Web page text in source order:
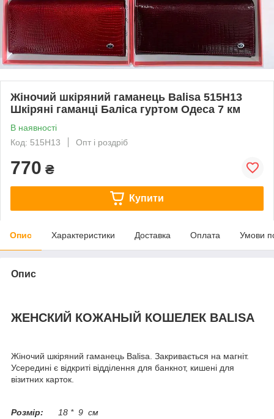
Жіночий шкіряний гаманець Balisa 515Н13
Шкіряні гаманці Баліса гуртом Одеса 7 км
В наявності
Код: 515Н13
Опт і роздріб
770 ₴
Купити
Опис Характеристики Доставка Оплата Умови
Опис
ЖЕНСКИЙ КОЖАНЫЙ КОШЕЛЕК BALISA
Жіночий шкіряний гаманець Balisa. Закривається на магніт.
Усередині є відкриті відділення для банкнот, кишені для
візитних карток.
Розмір: 18 * 9 см